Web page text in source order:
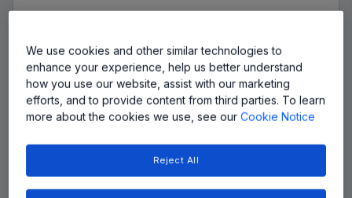
We use cookies and other similar technologies to
enhance your experience, help us better understand
how you use our website, assist with our marketing
efforts, and to provide content from third parties. To learn
more about the cookies we use, see ourCookie Notice
Reject All